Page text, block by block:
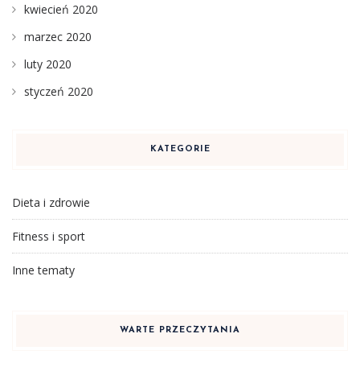
kwiecień 2020
marzec 2020
luty 2020
styczeń 2020
KATEGORIE
Dieta i zdrowie
Fitness i sport
Inne tematy
WARTE PRZECZYTANIA